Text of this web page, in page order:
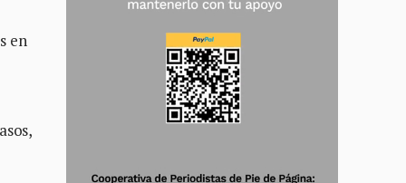
en